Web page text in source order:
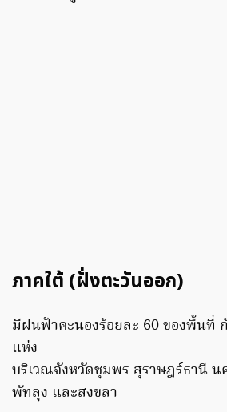
ภาคใต้ (ฝั่งตะวันออก)
มีฝนฟ้าคะนองร้อยละ 60 ของพื้นที่
แห่ง
บริเวณจังหวัดชุมพร สุราษฎร์ธานี น
พัทลุง และสงขลา